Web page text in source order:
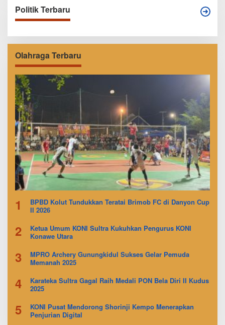
Politik Terbaru
Olahraga Terbaru
1
BPBD Kolut Tundukkan Teratai Brimob FC di Danyon Cup
II 2026
2
Ketua Umum KONI Sultra Kukuhkan Pengurus KONI
Konawe Utara
3
MPRO Archery Gunungkidul Sukses Gelar Pemuda
Memanah 2025
4
Karateka Sultra Gagal Raih Medali PON Bela Diri II Kudus
2025
5
KONI Pusat Mendorong Shorinji Kempo Menerapkan
Penjurian Digital